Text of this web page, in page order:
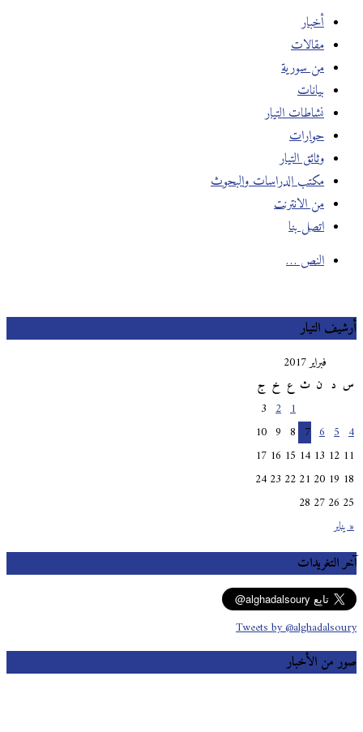
أخبار
مقالات
من سورية
بيانات
نشاطات التيار
حوارات
وثائق التيار
مكتب الدراسات والبحوث
من الانترنت
اتصل بنا
النص …
أرشيف التيار
فبراير 2017
س
ث خ ج
« يناير
10
11
12
13
14
15
16
17
18
19
20
21
22
23
24
25
26
27
28
آخر التغريدات
Tweets by @alghadalsoury
صور من الأخبار